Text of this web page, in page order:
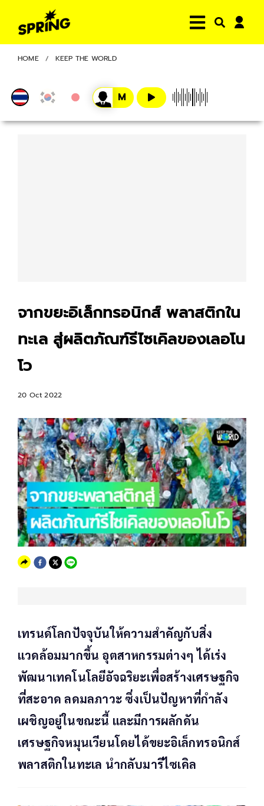
HOME KEEP THE WORLD
จากขยะอิเล็กทรอนิกส์ พลาสติกใน
ทะเล สู่ผลิตภัณฑ์รีไซเคิลของเลอโน
โว
20 Oct 2022
เทรนด์โลกปัจจุบันให้ความสำคัญกับสิ่ง
แวดล้อมมากขึ้น อุตสาหกรรมต่างๆ ได้เร่ง
พัฒนาเทคโนโลยีอัจฉริยะเพื่อสร้างเศรษฐกิจ
ที่สะอาด ลดมลภาวะ ซึ่งเป็นปัญหาที่กำลัง
เผชิญอยู่ในขณะนี้ และมีการผลักดัน
เศรษฐกิจหมุนเวียนโดยได้ขยะอิเล็กทรอนิกส์
พลาสติกในทะเล นำกลับมารีไซเคิล